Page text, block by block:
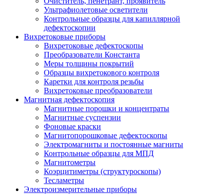
Ультрафиолетовые осветители
Контрольные образцы для капиллярной
дефектоскопии
Вихретоковые приборы
Вихретоковые дефектоскопы
Преобразователи Константа
Меры толщины покрытий
Образцы вихретокового контроля
Каретки для контроля резьбы
Вихретоковые преобразователи
Магнитная дефектоскопия
Магнитные порошки и концентраты
Магнитные суспензии
Фоновые краски
Магнитопорошковые дефектоскопы
Электромагниты и постоянные магниты
Контрольные образцы для МПД
Магнитометры
Коэрцитиметры (структуроскопы)
Тесламетры
Электроизмерительные приборы